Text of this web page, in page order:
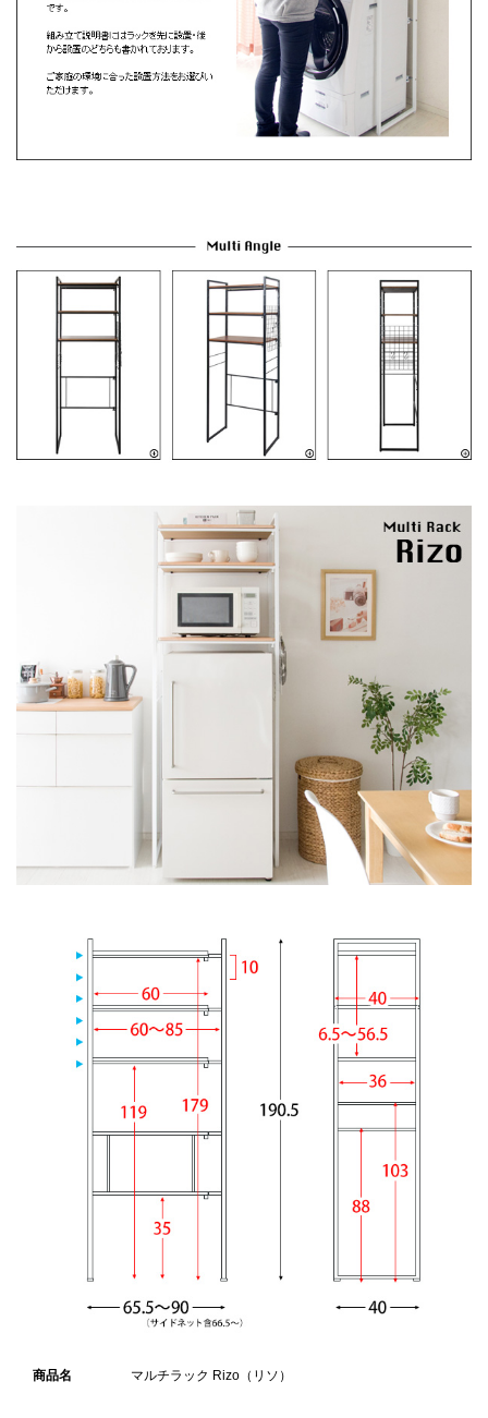
商品名 マルチラック Rizo（リソ）